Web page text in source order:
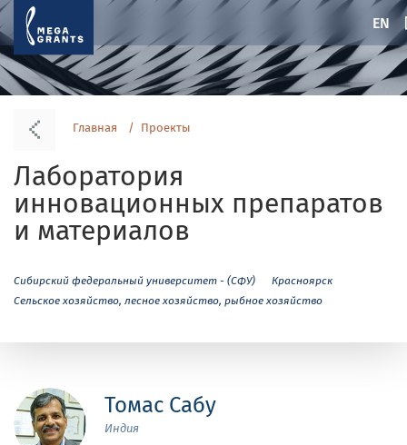
EN
Главная Проекты
Лаборатория
инновационных препаратов
и материалов
Сибирский федеральный университет - (СФУ)
Красноярск
Сельское хозяйство, лесное хозяйство, рыбное хозяйство
Томас Сабу
Индия